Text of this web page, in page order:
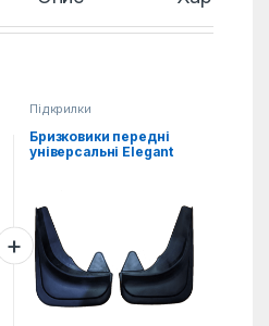
Підкрилки
Бризковики передні
універсальні Elegant